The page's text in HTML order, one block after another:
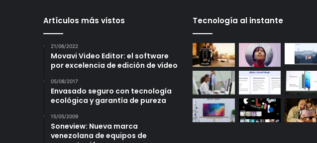
Artículos más vistos
21/06/2022
Movavi Video Editor: el software
por excelencia de edición de vídeo
05/08/2017
Envasado seguro con tecnología
ecológica y garantía de pureza
15/05/2009
Soneview: Nueva marca
venezolana de equipos de
Tecnología al instante